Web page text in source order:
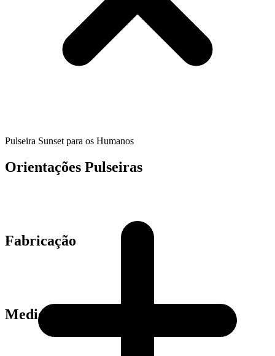
Pulseira Sunset para os Humanos
Orientações Pulseiras
Fabricação
Medidas